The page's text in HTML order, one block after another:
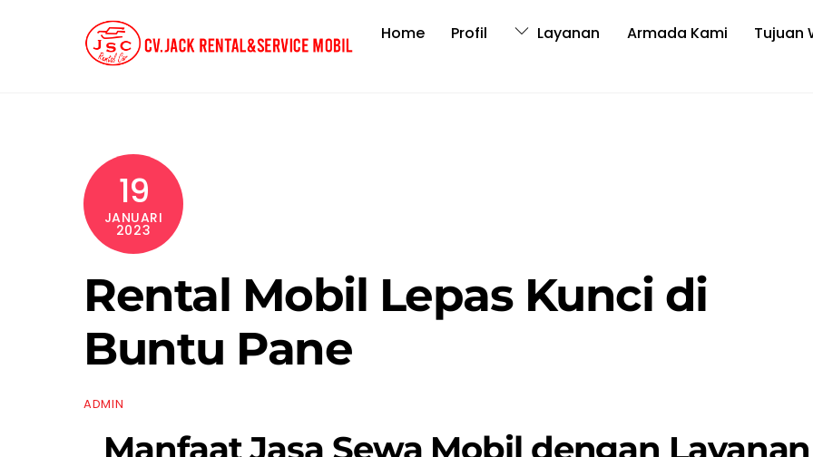
Home Profil Layanan Armada Kami Tujuan
19
JANUARI
2023
Rental Mobil Lepas Kunci di
Buntu Pane
ADMIN
Manfaat Jasa Sewa Mobil dengan Layanan